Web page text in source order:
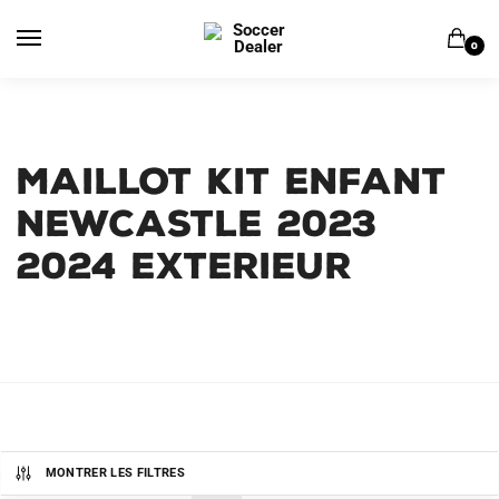
0
MAILLOT KIT ENFANT
NEWCASTLE 2023
2024 EXTERIEUR
MONTRER LES FILTRES